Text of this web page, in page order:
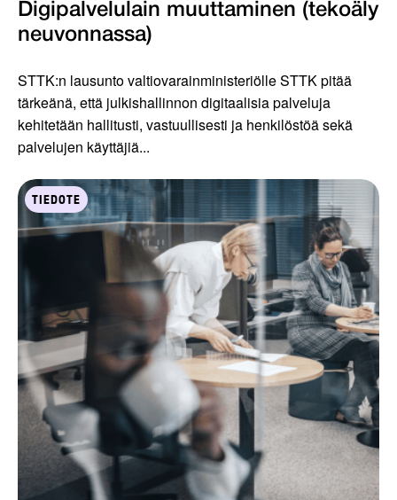
Digipalvelulain muuttaminen (tekoäly
neuvonnassa)
STTK:n lausunto valtiovarainministeriölle STTK pitää
tärkeänä, että julkishallinnon digitaalisia palveluja
kehitetään hallitusti, vastuullisesti ja henkilöstöä sekä
palvelujen käyttäjiä...
TIEDOTE